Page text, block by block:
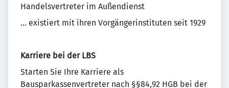
Handelsvertreter im Außendienst
... existiert mit ihren Vorgängerinstituten seit 1929
Karriere bei der LBS
Starten Sie Ihre Karriere als
Bausparkassenvertreter nach §§84,92 HGB bei der